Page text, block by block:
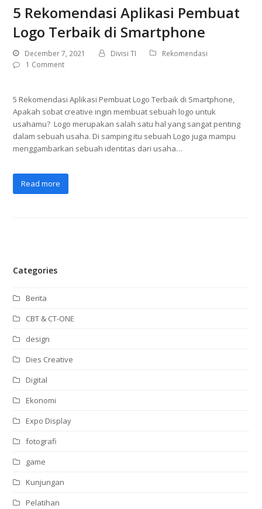
5 Rekomendasi Aplikasi Pembuat
Logo Terbaik di Smartphone
December 7, 2021 Divisi TI
Rekomendasi
1 Comment
5 Rekomendasi Aplikasi Pembuat Logo Terbaik di Smartphone,
Apakah sobat creative ingin membuat sebuah logo untuk
usahamu? Logo merupakan salah satu hal yang sangat penting
dalam sebuah usaha. Di samping itu sebuah Logo juga mampu
menggambarkan sebuah identitas dari usaha…
Read more
Categories
Berita
CBT & CT-ONE
design
Dies Creative
Digital
Ekonomi
Expo Display
fotografi
game
Kunjungan
Pelatihan